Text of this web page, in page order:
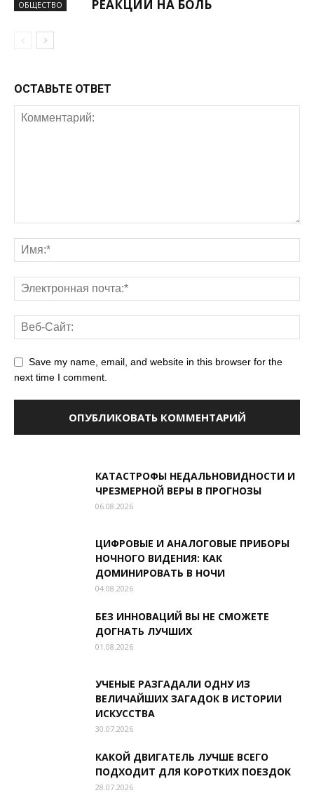
ОБЩЕСТВО РЕАКЦИИ НА БОЛЬ
ОСТАВЬТЕ ОТВЕТ
Save my name, email, and website in this browser for the
next time I comment.
КАТАСТРОФЫ НЕДАЛЬНОВИДНОСТИ И
ЧРЕЗМЕРНОЙ ВЕРЫ В ПРОГНОЗЫ
06.08.2026
ЦИФРОВЫЕ И АНАЛОГОВЫЕ ПРИБОРЫ
НОЧНОГО ВИДЕНИЯ: КАК
ДОМИНИРОВАТЬ В НОЧИ
04.08.2026
БЕЗ ИННОВАЦИЙ ВЫ НЕ СМОЖЕТЕ
ДОГНАТЬ ЛУЧШИХ
01.08.2026
УЧЕНЫЕ РАЗГАДАЛИ ОДНУ ИЗ
ВЕЛИЧАЙШИХ ЗАГАДОК В ИСТОРИИ
ИСКУССТВА
30.07.2026
КАКОЙ ДВИГАТЕЛЬ ЛУЧШЕ ВСЕГО
ПОДХОДИТ ДЛЯ КОРОТКИХ ПОЕЗДОК
28.07.2026